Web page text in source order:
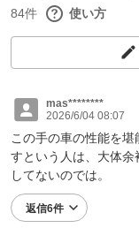
84件 使い方
mas********
2026/6/04 08:07
この手の車の性能を
すという人は、大体
してないのでは。
返信6件